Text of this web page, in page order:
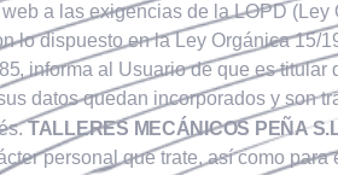
a las exigencias de la LOPD
lo dispuesto en la Ley Orgánica 15/
, informa al Usuario de que es titular
datos quedan incorporados y son
TALLERES MECÁNICOS PEÑA
personal que trate, así como para